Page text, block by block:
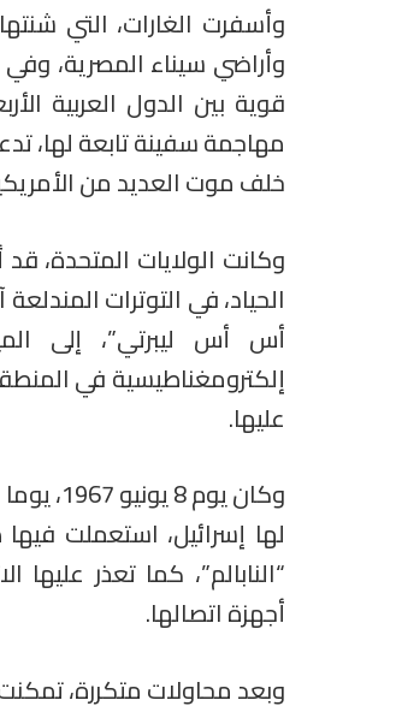
وأسفرت الغارات، التي
وأراضي سيناء المصرية،
قوية بين الدول العربية
خلف موت العديد من
وكانت الولايات المتحدة،
الحياد، في التوترات
أس أس ليبرتي”، إلى
إلكترومغناطيسية في
عليها.
وكان
“النابالم”، كما تعذر
أجهزة اتصالها.